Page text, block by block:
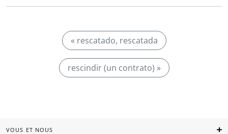
« rescatado, rescatada
rescindir (un contrato) »
VOUS ET NOUS